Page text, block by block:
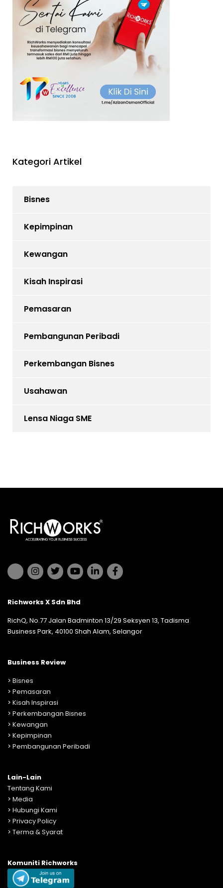
Kategori Artikel
Bisnes
Kepimpinan
Kewangan
Kisah Inspirasi
Pemasaran
Pembangunan Peribadi
Perkembangan Bisnes
Usahawan
Lensa Niaga SME
Richworks X Sdn Bhd
RichQ, No.77 Jalan Badminton 13/29 Seksyen 13, Tadisma
Business Park, 40100 Shah Alam, Selangor
Business Review
> Bisnes
> Pemasaran
> Kisah Inspirasi
> Perkembangan Bisnes
> Kewangan
> Kepimpinan
> Pembangunan Peribadi
Lain-Lain
Tentang Kami
> Media
> Hubungi Kami
> Privacy Policy
> Terma & Syarat
Komuniti Richworks